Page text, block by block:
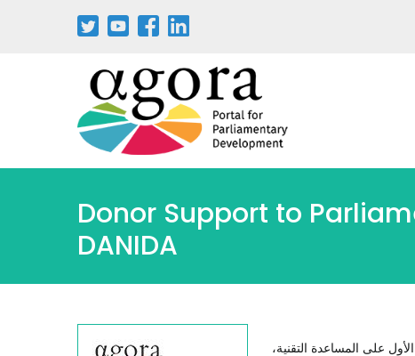
Donor Support to
DANIDA
على المساعدة التقنية،